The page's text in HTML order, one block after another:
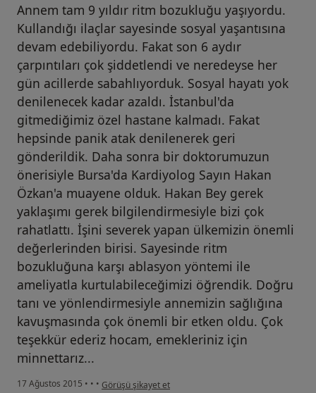
Annem tam 9 yıldır ritm bozukluğu yaşıyordu.
Kullandığı ilaçlar sayesinde sosyal yaşantısına
devam edebiliyordu. Fakat son 6 aydır
çarpıntıları çok şiddetlendi ve neredeyse her
gün acillerde sabahlıyorduk. Sosyal hayatı yok
denilenecek kadar azaldı. İstanbul'da
gitmediğimiz özel hastane kalmadı. Fakat
hepsinde panik atak denilenerek geri
gönderildik. Daha sonra bir doktorumuzun
önerisiyle Bursa'da Kardiyolog Sayın Hakan
Özkan'a muayene olduk. Hakan Bey gerek
yaklaşımı gerek bilgilendirmesiyle bizi çok
rahatlattı. İşini severek yapan ülkemizin önemli
değerlerinden birisi. Sayesinde ritm
bozukluğuna karşı ablasyon yöntemi ile
ameliyatla kurtulabileceğimizi öğrendik. Doğru
tanı ve yönlendirmesiyle annemizin sağlığına
kavuşmasında çok önemli bir etken oldu. Çok
teşekkür ederiz hocam, emekleriniz için
minnettarız...
17 Ağustos 2015 • • • kullanıcının görüşüne göre he...i
Görüşü şikayet et